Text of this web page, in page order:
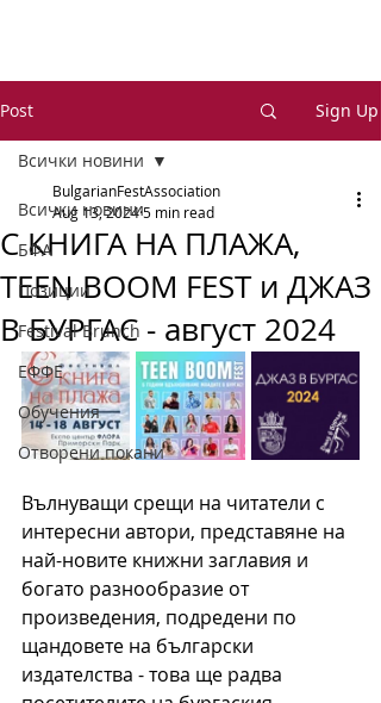
Post Sign Up
Всички новини
БФА
Позиции
Festival Brunch
ЕФФЕ
Обучения
Отворени покани
Всички новини
С КНИГА НА ПЛАЖА,
TEEN BOOM FEST и ДЖАЗ
В БУРГАС - август 2024
BulgarianFestAssociation
Aug 13, 20245 min read
Вълнуващи срещи на читатели с
интересни автори, представяне на
най-новите книжни заглавия и
богато разнообразие от
произведения, подредени по
щандовете на български
издателства - това ще радва